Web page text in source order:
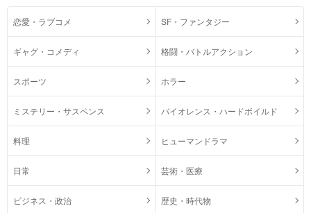
恋愛・ラブコメ SF・ファンタジー
ギャグ・コメディ 格闘・バトルアクション
スポーツ ホラー
ミステリー・サスペンス バイオレンス・ハードボイルド
料理 ヒューマンドラマ
日常 芸術・医療
ビジネス・政治 歴史・時代物